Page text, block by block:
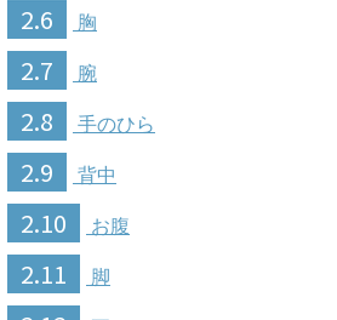
2.6 胸
2.7 腕
2.8 手のひら
2.9 背中
2.10 お腹
2.11 脚